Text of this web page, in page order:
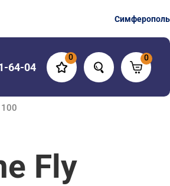
Симферополь
64-04
0 0
Fly